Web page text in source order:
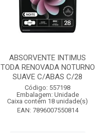
ABSORVENTE INTIMUS
TODA RENOVADA NOTURNO
SUAVE C/ABAS C/28
Código: 557198
Embalagem: Unidade
Caixa contém 18 unidade(s)
EAN: 7896007550814